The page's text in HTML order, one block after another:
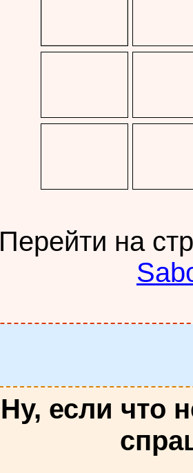
Перейти на
Ну, если что